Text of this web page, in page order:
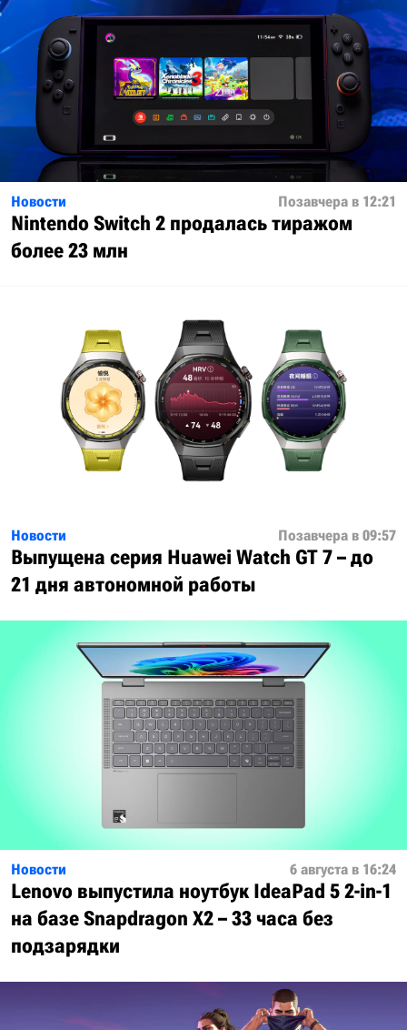
Новости Позавчера в 12:21
Nintendo Switch 2 продалась тиражом
более 23 млн
Новости Позавчера в 09:57
Выпущена серия Huawei Watch GT 7 – до
21 дня автономной работы
Новости 6 августа в 16:24
Lenovo выпустила ноутбук IdeaPad 5 2-in-1
на базе Snapdragon X2 – 33 часа без
подзарядки